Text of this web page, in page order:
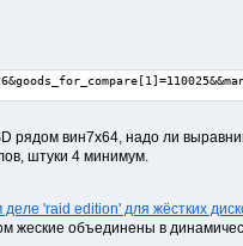
рядом вин7х64, надо ли
штуки 4 минимум.
деле 'raid edition' для жёстких
жеские объединены в